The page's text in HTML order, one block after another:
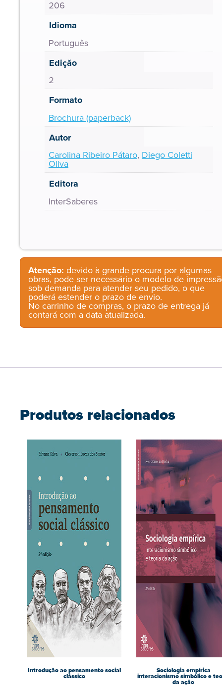
206
Idioma
Português
Edição
2
Formato
Brochura (paperback)
Autor
Carolina Ribeiro Pátaro, Diego Coletti
Oliva
Editora
InterSaberes
Atenção: devido à grande procura por algumas
obras, pode ser necessário o modelo de
sob demanda para atender seu pedido, o que
poderá estender o prazo de envio.
No carrinho de compras, o prazo de entrega já
contará com a data atualizada.
Produtos relacionados
Introdução ao pensamento social
clássico
Sociologia empírica
interacionismo simbólico e
da ação